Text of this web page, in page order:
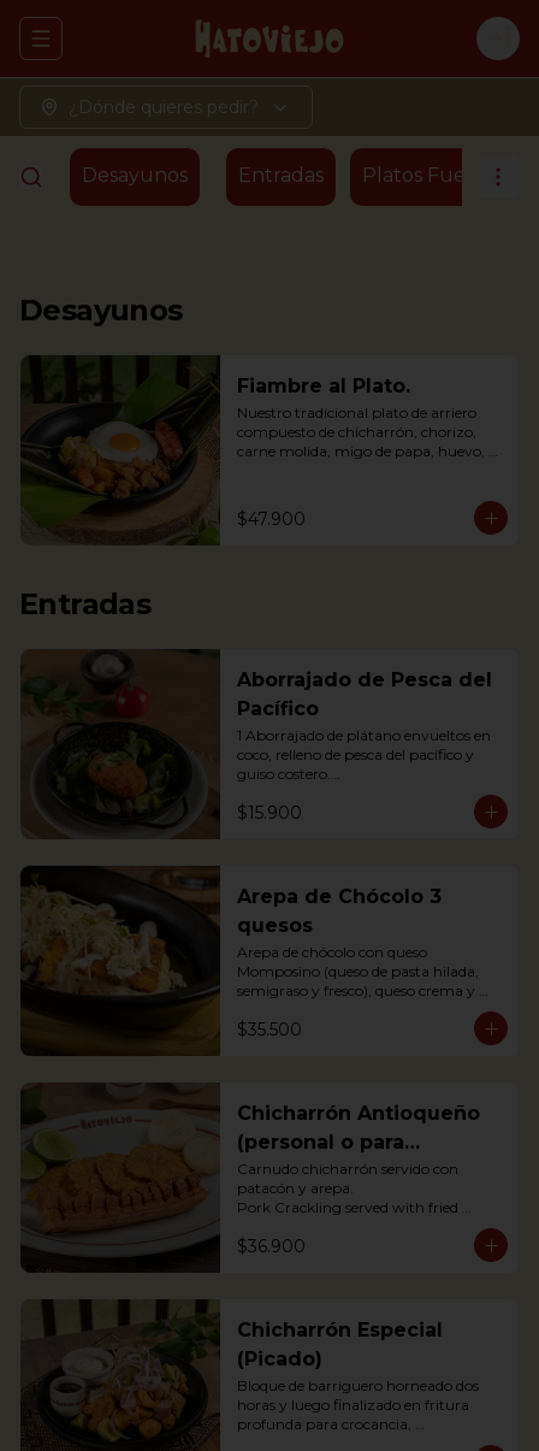
Abrir menu de navegación
¿Dónde quieres pedir?
Desayunos Entradas Platos Fuertes -
Desayunos
Fiambre al Plato.
Nuestro tradicional plato de arriero
compuesto de chicharrón, chorizo,
carne molida, migo de papa, huevo,
$47.900
Entradas
Aborrajado de Pesca del
Pacífico
1 Aborrajado de plátano envueltos en
coco, relleno de pesca del pacífico y
guiso costero.
Pesca según disponibilidad: Dorado o
Bravo
$15.900
Arepa de Chócolo 3
quesos
Arepa de chócolo con queso
Momposino (queso de pasta hilada,
semigraso y fresco), queso crema y
$35.500
Chicharrón Antioqueño
(personal o para
compartir)
Carnudo chicharrón servido con
patacón y arepa.
Pork Crackling served with fried
*Arepa de mote: no hay disponibilidad
$36.900
Chicharrón Especial
(Picado)
Bloque de barriguero horneado dos
horas y luego finalizado en fritura
profunda para crocancia,